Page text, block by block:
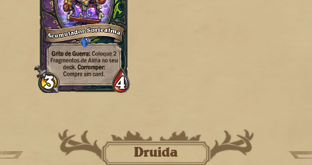
Druida